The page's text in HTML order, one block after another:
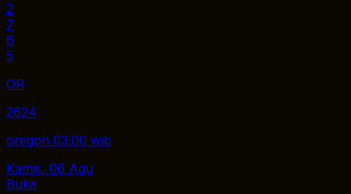
2
7
6
5
OR
2624
oregon 03.00 wib
Kamis, 06 Agu
Buka